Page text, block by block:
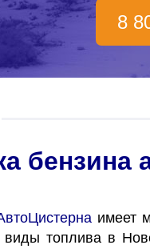
8
бензина
имеет
виды топлива в